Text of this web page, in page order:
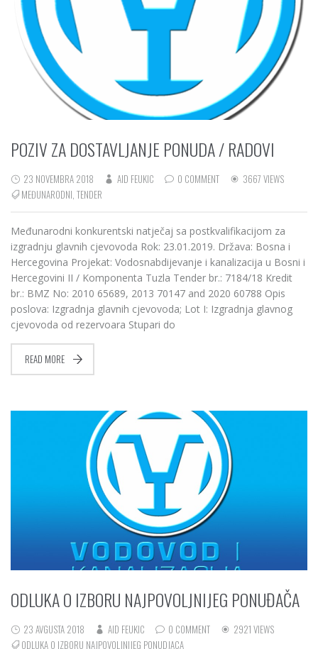
POZIV ZA DOSTAVLJANJE PONUDA / RADOVI
23 NOVEMBRA 2018 AID FEUKIC 0 COMMENT
3667 VIEWS
MEĐUNARODNI, TENDER
Međunarodni konkurentski natječaj sa postkvalifikacijom za
izgradnju glavnih cjevovoda Rok: 23.01.2019. Država: Bosna i
Hercegovina Projekat: Vodosnabdijevanje i kanalizacija u Bosni i
Hercegovini II / Komponenta Tuzla Tender br.: 7184/18 Kredit
br.: BMZ No: 2010 65689, 2013 70147 and 2020 60788 Opis
poslova: Izgradnja glavnih cjevovoda; Lot I: Izgradnja glavnog
cjevovoda od rezervoara Stupari do
READ MORE
ODLUKA O IZBORU NAJPOVOLJNIJEG PONUĐAČA
23 AVGUSTA 2018 AID FEUKIC 0 COMMENT
2921 VIEWS
ODLUKA O IZBORU NAJPOVOLJNIJEG PONUDJACA